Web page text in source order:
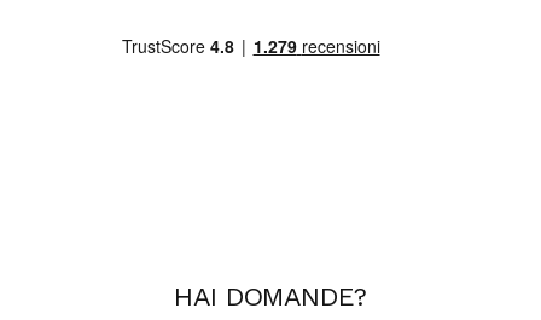
HAI DOMANDE?